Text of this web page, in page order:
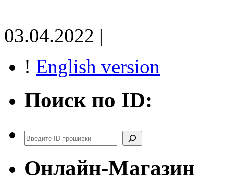
03.04.2022 |
! English version
Поиск по ID:
Поиск
Онлайн-Магазин